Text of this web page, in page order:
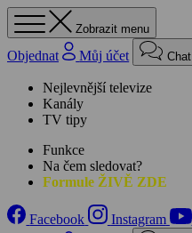
Zobrazit menu
Objednat Můj účet Chat
Nejlevnější televize
Kanály
TV tipy
Funkce
Na čem sledovat?
Formule ŽIVĚ ZDE
Facebook Instagram